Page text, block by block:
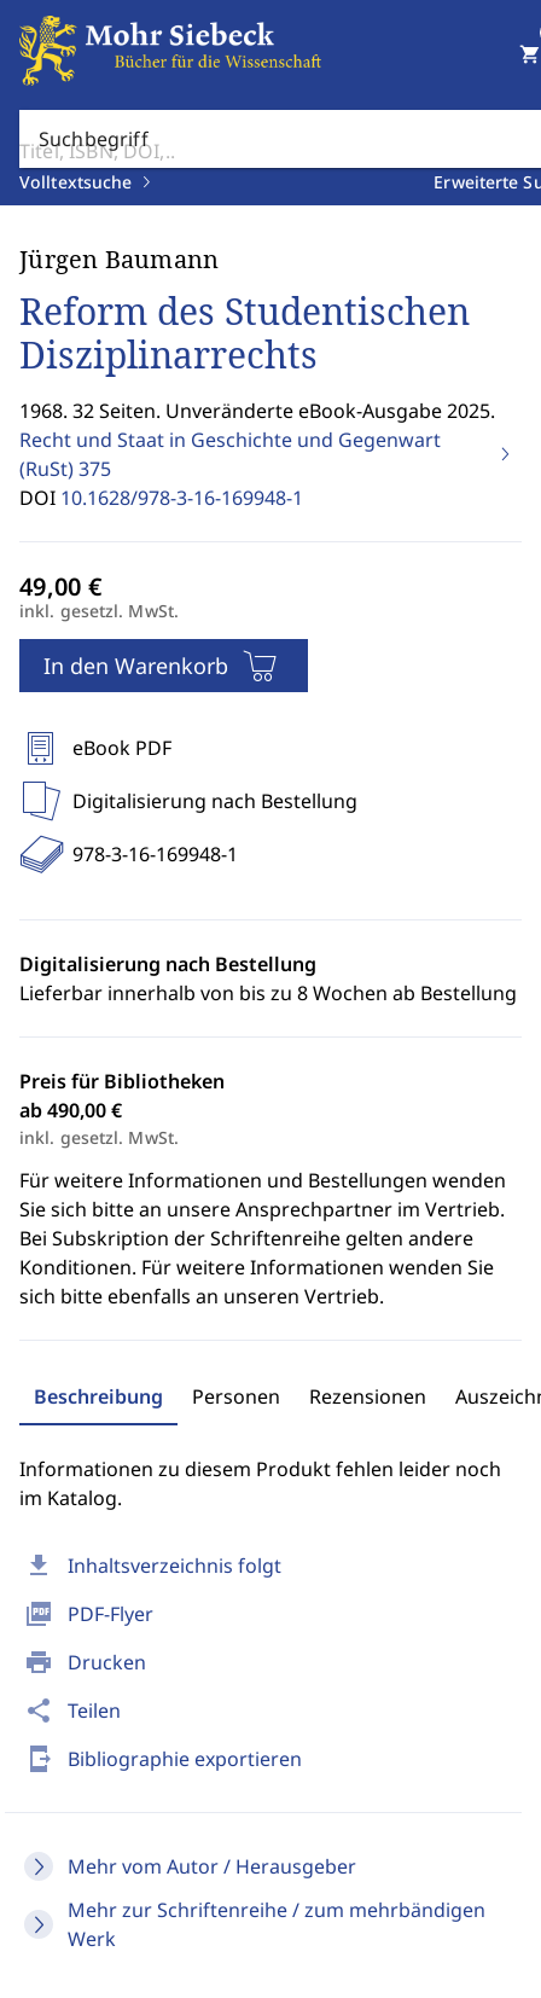
Suchbegriff
Volltextsuche Erweiterte
shopping_cart
download Inhaltsverzeichnis folgt
picture_as_pdf PDF-Flyer
print Drucken
share Teilen
send_to_mobile Bibliographie exportieren
Mehr vom Autor / Herausgeber
Mehr zur Schriftenreihe / zum mehrbändigen
Werk
Jürgen Baumann
Reform des Studentischen
Disziplinarrechts
1968. 32 Seiten. Unveränderte eBook-Ausgabe 2025.
Recht und Staat in Geschichte und Gegenwart
(RuSt)375
DOI 10.1628/978-3-16-169948-1
inkl. gesetzl. MwSt.
In den Warenkorb
eBook PDF
Digitalisierung nach Bestellung
978-3-16-169948-1
Digitalisierung nach Bestellung
Lieferbar innerhalb von bis zu 8 Wochen ab Bestellung
Preis für Bibliotheken
ab 490,00 €
inkl. gesetzl. MwSt.
Für weitere Informationen und Bestellungen wenden
Sie sich bitte an unsere Ansprechpartner im Vertrieb.
Bei Subskription der Schriftenreihe gelten andere
Konditionen. Für weitere Informationen wenden Sie
sich bitte ebenfalls an unseren Vertrieb.
Beschreibung Personen Rezensionen
Informationen zu diesem Produkt fehlen leider noch
im Katalog.